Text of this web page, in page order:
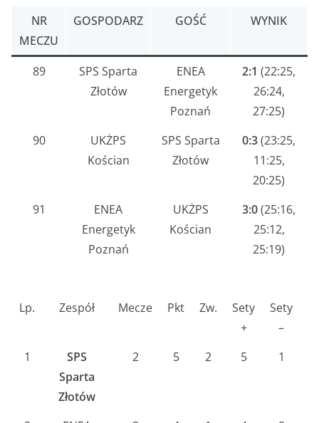
NR
MECZU
GOSPODARZ GOŚĆ WYNIK
89
SPS Sparta
Złotów
ENEA
Energetyk
Poznań
2:1 (22:25,
26:24,
27:25)
90
UKŻPS
Kościan
SPS Sparta
Złotów
0:3(23:25,
11:25,
20:25)
91
ENEA
Energetyk
Poznań
UKŻPS
Kościan
3:0(25:16,
25:12,
25:19)
Lp. Zespół Mecze Pkt Zw.
Sety
+
Sety
–
1
SPS
Sparta
Złotów
2 5 2 5 1